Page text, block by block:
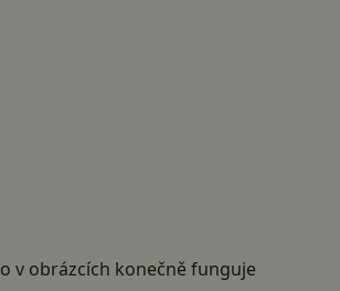
v obrázcích konečně funguje